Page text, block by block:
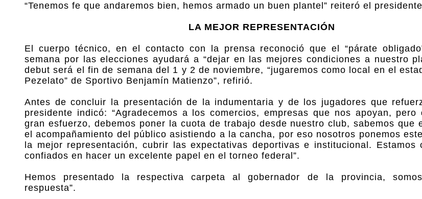
“Tenemos fe que andaremos bien, hemos armado un buen plantel” reiteró el
LA MEJOR REPRESENTACIÓN
El cuerpo técnico, en el contacto con la prensa reconoció que el “párate
semana por las elecciones ayudará a “dejar en las mejores condiciones a nuestro
debut será el fin de semana del 1 y 2 de noviembre, “jugaremos como local en el
Pezelato” de Sportivo Benjamín Matienzo”, refirió.
Antes de concluir la presentación de la indumentaria y de los jugadores que
presidente indicó: “Agradecemos a los comercios, empresas que nos apoyan, pero
gran esfuerzo, debemos poner la cuota de trabajo desde nuestro club, sabemos que
el acompañamiento del público asistiendo a la cancha, por eso nosotros ponemos
la mejor representación, cubrir las expectativas deportivas e institucional. Estamos
confiados en hacer un excelente papel en el torneo federal”.
Hemos presentado la respectiva carpeta al gobernador de la provincia,
respuesta”.